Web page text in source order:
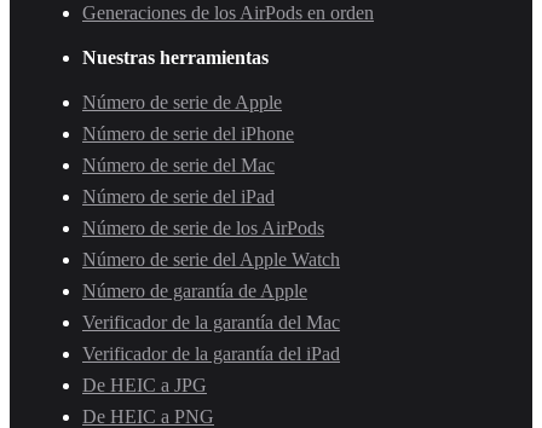
Generaciones de los AirPods en orden
Nuestras herramientas
Número de serie de Apple
Número de serie del iPhone
Número de serie del Mac
Número de serie del iPad
Número de serie de los AirPods
Número de serie del Apple Watch
Número de garantía de Apple
Verificador de la garantía del Mac
Verificador de la garantía del iPad
De HEIC a JPG
De HEIC a PNG